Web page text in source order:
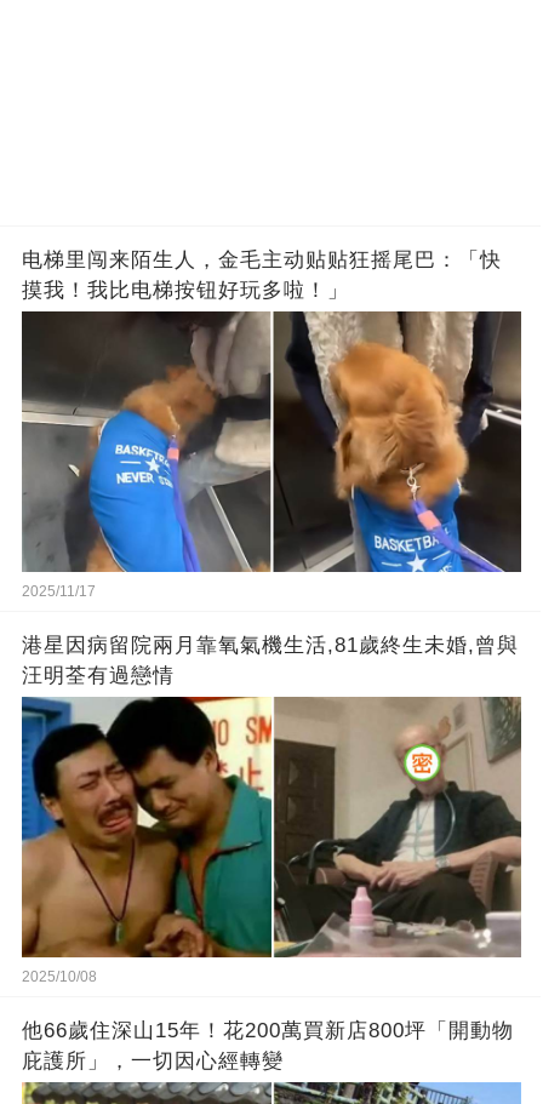
电梯里闯来陌生人，金毛主动贴贴狂摇尾巴：「快
摸我！我比电梯按钮好玩多啦！」
2025/11/17
港星因病留院兩月靠氧氣機生活,81歲終生未婚,曾與
汪明荃有過戀情
2025/10/08
他66歲住深山15年！花200萬買新店800坪「開動物
庇護所」，一切因心經轉變